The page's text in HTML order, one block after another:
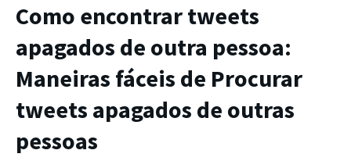
Como encontrar tweets
apagados de outra pessoa:
Maneiras fáceis de Procurar
tweets apagados de outras
pessoas